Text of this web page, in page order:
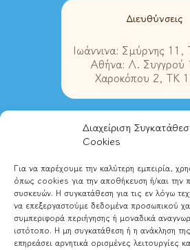
Διαχείριση
Cookies
Για να παρέχουμε την καλύτερη εμπειρία,
όπως cookies για την αποθήκευση ή/και την
συσκευών. Η συγκατάθεση για τις εν λόγω
να επεξεργαστούμε δεδομένα προσωπικού
συμπεριφορά περιήγησης ή μοναδικά
ιστότοπο. Η μη συγκατάθεση ή η ανάκληση
επηρεάσει αρνητικά ορισμένες λειτουργίες
Διευθύνσεις
Ιωάννινα: Σμύρνης
Αθήνα: Λ. Συγγρού
Χαροκόπου 2, ΤΚ
Στοιχεία
Τηλ. Ιωάννινα:
Τηλ. Αθήνα:
Email: